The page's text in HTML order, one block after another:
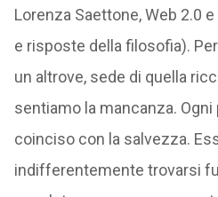
Lorenza Saettone, Web 2.0
e risposte della filosofia).
un altrove, sede di quella
sentiamo la mancanza.
coinciso con la salvezza.
indifferentemente trovarsi